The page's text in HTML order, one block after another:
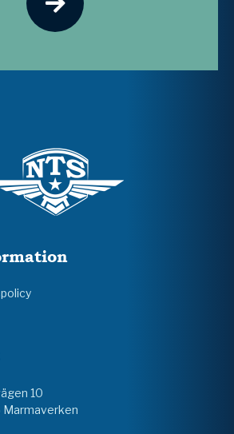
10
Marmaverken